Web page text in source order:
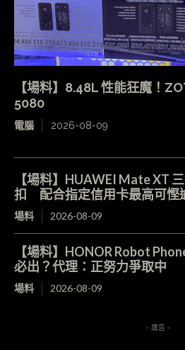
【場料】8.48L 性能狂魔！
5080
電腦 2026-08-09
【場料】HUAWEI Mate XT
扣 配合指定信用卡最高可慳
場料 2026-08-09
【場料】HONOR Robot
必出？代理：正努力爭取中
場料 2026-08-09
- 廣告 -